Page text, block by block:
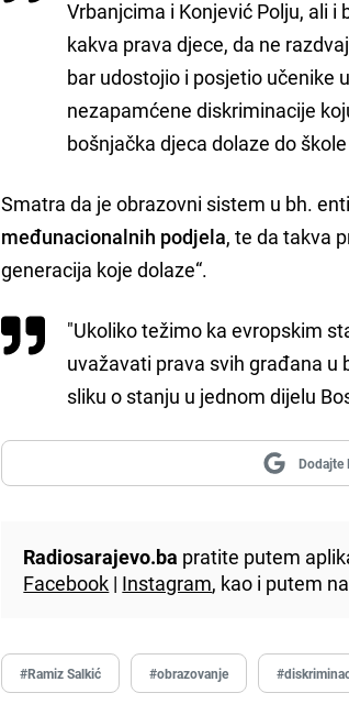
Vrbanjcima i Konjević Polju, ali
kakva prava djece, da ne
bar udostojio i posjetio učenike
nezapamćene diskriminacije
bošnjačka djeca dolaze do
Smatra da je obrazovni sistem u bh.
međunacionalnih podjela, te da takva
generacija koje dolaze“.
"Ukoliko težimo ka evropskim
uvažavati prava svih građana u
sliku o stanju u jednom dijelu
Dodajte
Radiosarajevo.ba pratite putem
Facebook | Instagram, kao i putem
#Ramiz Salkić #obrazovanje